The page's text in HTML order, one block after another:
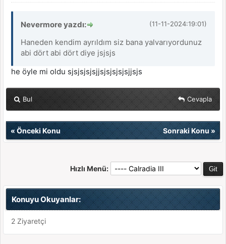
(11-11-2024:19:01)
Nevermore yazdı:
Haneden kendim ayrıldım siz bana yalvarıyordunuz
abi dört abi dört diye jsjsjs
he öyle mi oldu sjsjsjsjsjjsjsjsjsjsjjsjs
Bul Cevapla
« Önceki Konu Sonraki Konu»
Hızlı Menü:
Konuyu Okuyanlar:
2 Ziyaretçi